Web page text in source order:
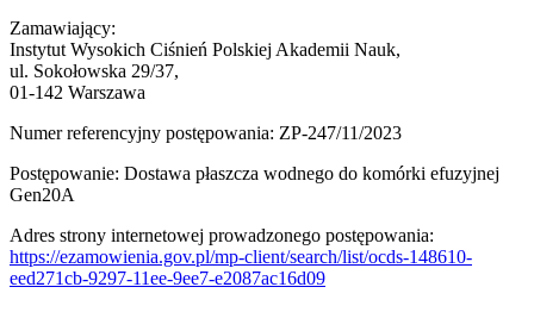
Zamawiający:
Instytut Wysokich Ciśnień Polskiej Akademii Nauk,
ul. Sokołowska 29/37,
01-142 Warszawa
Numer referencyjny postępowania: ZP-247/11/2023
Postępowanie: Dostawa płaszcza wodnego do komórki efuzyjnej
Gen20A
Adres strony internetowej prowadzonego postępowania:
https://ezamowienia.gov.pl/mp-client/search/list/ocds-148610-
eed271cb-9297-11ee-9ee7-e2087ac16d09